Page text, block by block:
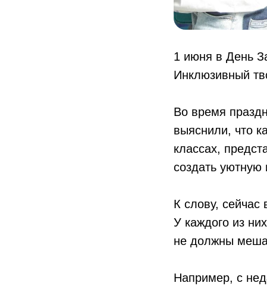
1 июня в День
Инклюзивный
Во время
выяснили, что
классах,
создать
К слову, сейчас
У каждого из
не должны
Например, с